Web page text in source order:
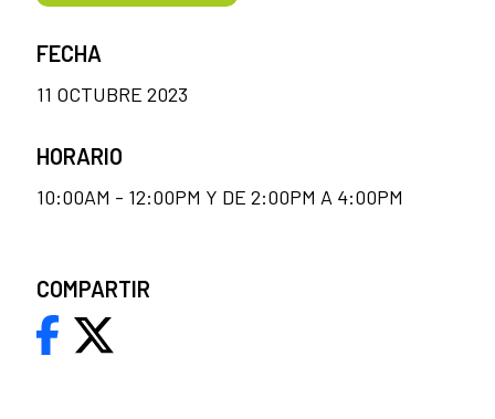
FECHA
11 OCTUBRE 2023
HORARIO
10:00AM - 12:00PM Y DE 2:00PM A 4:00PM
COMPARTIR